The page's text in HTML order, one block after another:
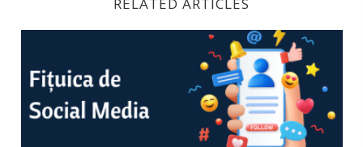
Cum să comunici pe fiecare canal de Social Media